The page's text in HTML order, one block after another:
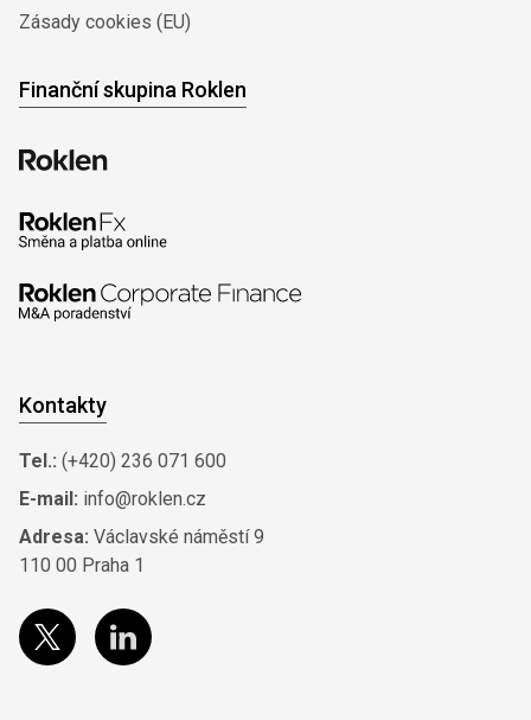
Zásady cookies (EU)
Finanční skupina Roklen
Kontakty
Tel.: (+420) 236 071 600
E-mail: info@roklen.cz
Adresa: Václavské náměstí 9
110 00 Praha 1